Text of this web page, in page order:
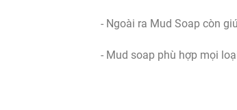
- Ngoài ra Mud Soap còn
- Mud soap phù hợp mọi